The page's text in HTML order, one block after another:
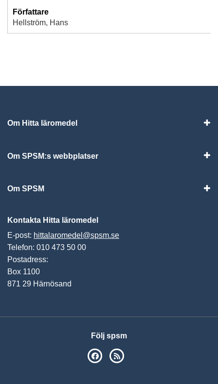
Författare
Hellström, Hans
Om Hitta läromedel
Om SPSM:s webbplatser
Om SPSM
Kontakta Hitta läromedel
E-post: hittalaromedel@spsm.se
Telefon: 010 473 50 00
Postadress:
Box 1100
871 29 Härnösand
Följ spsm
SPSM på Facebook